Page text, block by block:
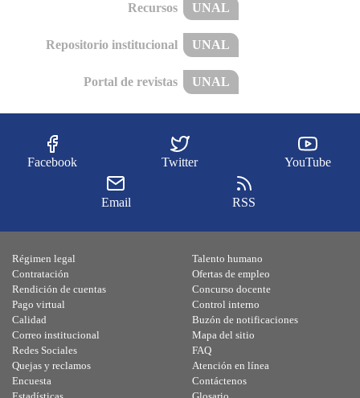
Recursos UNAL
Repositorio institucional UNAL
Portal de revistas UNAL
Facebook Twitter YouTube
Email RSS
Régimen legal
Contratación
Rendición de cuentas
Pago virtual
Calidad
Talento humano
Ofertas de empleo
Concurso docente
Control interno
Buzón de notificaciones
Correo institucional
Redes Sociales
Quejas y reclamos
Encuesta
Mapa del sitio
FAQ
Atención en línea
Contáctenos